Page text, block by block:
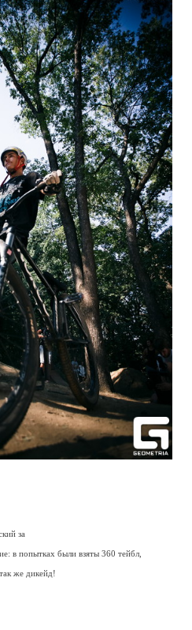
за
в попытках были взяты 360 тейбл,
же дикейд!